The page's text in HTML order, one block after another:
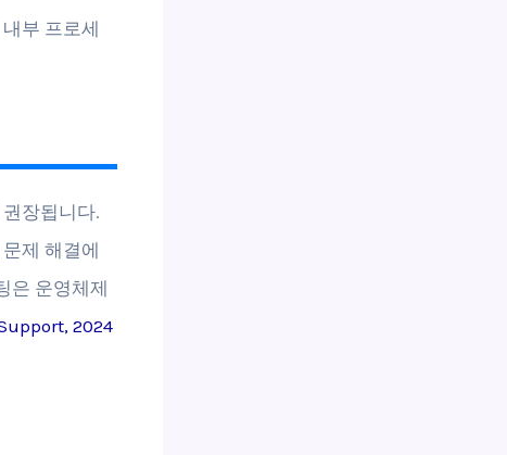
부 프로세
장됩니다.
제 해결에
은 운영체제
2024